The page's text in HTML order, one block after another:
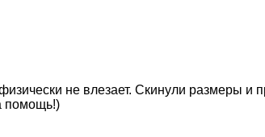
не влезает. Скинули размеры
помощь!)